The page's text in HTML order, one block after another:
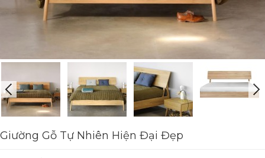
Giường Gỗ Tự Nhiên Hiện Đại Đẹp